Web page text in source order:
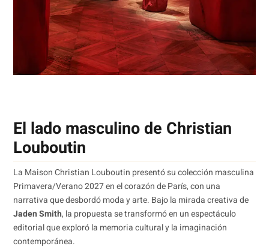
El lado masculino de Christian
Louboutin
La Maison Christian Louboutin presentó su colección masculina
Primavera/Verano 2027 en el corazón de París, con una
narrativa que desbordó moda y arte. Bajo la mirada creativa de
Jaden Smith, la propuesta se transformó en un espectáculo
editorial que exploró la memoria cultural y la imaginación
contemporánea.